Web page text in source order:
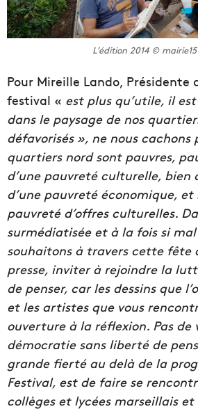
L’édition 2014 ©
Pour Mireille Lando, Présidente
festival « est plus qu’utile, il
dans le paysage de nos
défavorisés », ne nous cachons
quartiers nord sont pauvres,
d’une pauvreté culturelle, bien
d’une pauvreté économique,
pauvreté d’offres culturelles.
surmédiatisée et à la fois si
souhaitons à travers cette fête
presse, inviter à rejoindre la
de penser, car les dessins que
et les artistes que vous
ouverture à la réflexion. Pas de
démocratie sans liberté de
grande fierté au delà de la
Festival, est de faire se
collèges et lycées marseillais et